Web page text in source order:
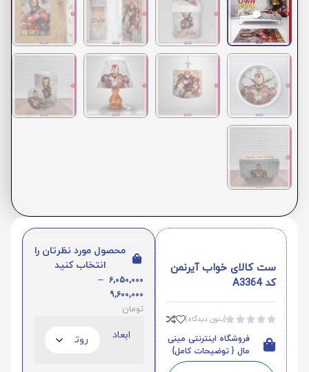
ست کالای خواب آیرنمن
کد A3364




(بدون دیدگاه)
فروشگاه اینترنتی مینی
مال { توضیحات کامل}
محصول مورد نظرتان را
انتخاب کنید
6,050,000
–
9,600,000
تومان
ابعاد